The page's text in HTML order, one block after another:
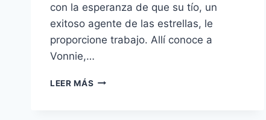
con la esperanza de que su tío, un
exitoso agente de las estrellas, le
proporcione trabajo. Allí conoce a
Vonnie,…
LEER MÁS CAFÉ